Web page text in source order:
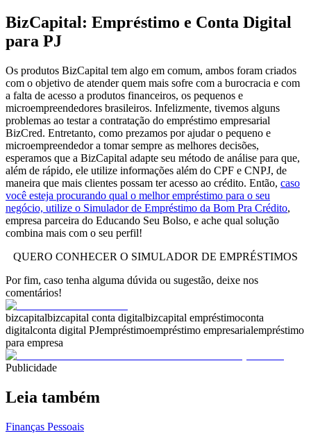
BizCapital: Empréstimo e Conta Digital
para PJ
Os produtos BizCapital tem algo em comum, ambos foram criados
com o objetivo de atender quem mais sofre com a burocracia e com
a falta de acesso a produtos financeiros, os pequenos e
microempreendedores brasileiros. Infelizmente, tivemos alguns
problemas ao testar a contratação do empréstimo empresarial
BizCred. Entretanto, como prezamos por ajudar o pequeno e
microempreendedor a tomar sempre as melhores decisões,
esperamos que a BizCapital adapte seu método de análise para que,
além de rápido, ele utilize informações além do CPF e CNPJ, de
maneira que mais clientes possam ter acesso ao crédito. Então, caso
você esteja procurando qual o melhor empréstimo para o seu
negócio, utilize o Simulador de Empréstimo da Bom Pra Crédito,
empresa parceira do Educando Seu Bolso, e ache qual solução
combina mais com o seu perfil!
QUERO CONHECER O SIMULADOR DE EMPRÉSTIMOS
Por fim, caso tenha alguma dúvida ou sugestão, deixe nos
comentários!
bizcapitalbizcapital conta digitalbizcapital empréstimoconta
digitalconta digital PJempréstimoempréstimo empresarialempréstimo
para empresa
Publicidade
Leia também
Finanças Pessoais